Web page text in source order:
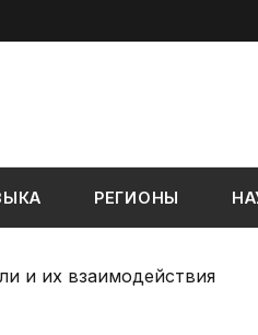
РЕГИОНЫ
и их взаимодействия